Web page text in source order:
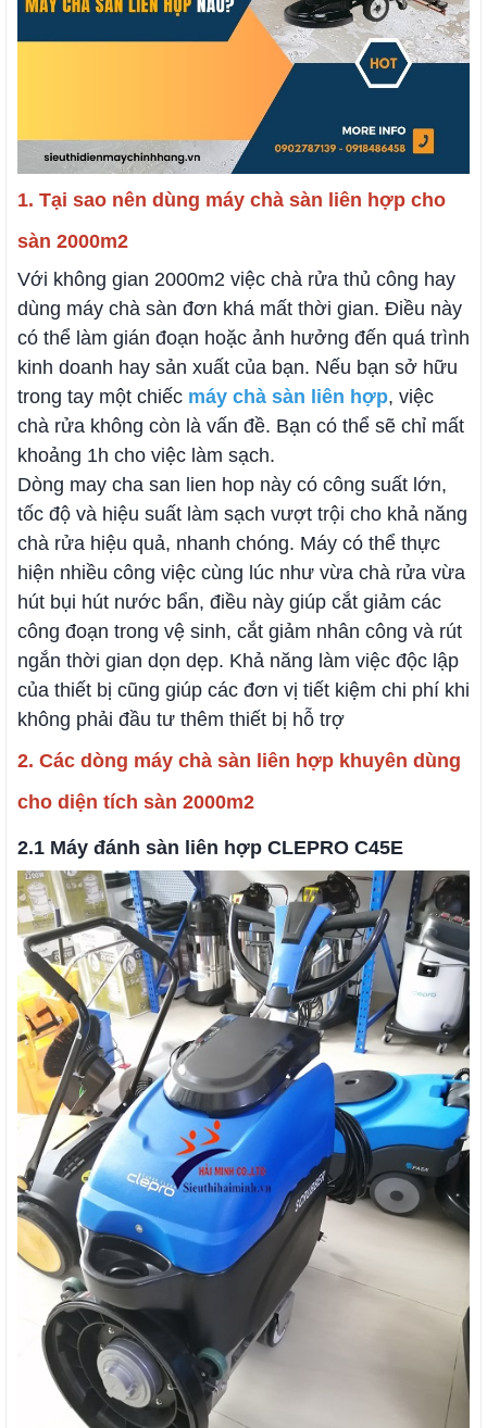
1. Tại sao nên dùng máy chà sàn liên hợp cho
sàn 2000m2
Với không gian 2000m2 việc chà rửa thủ công hay
dùng máy chà sàn đơn khá mất thời gian. Điều này
có thể làm gián đoạn hoặc ảnh hưởng đến quá trình
kinh doanh hay sản xuất của bạn. Nếu bạn sở hữu
trong tay một chiếc máy chà sàn liên hợp, việc
chà rửa không còn là vấn đề. Bạn có thể sẽ chỉ mất
khoảng 1h cho việc làm sạch.
Dòng may cha san lien hop này có công suất lớn,
tốc độ và hiệu suất làm sạch vượt trội cho khả năng
chà rửa hiệu quả, nhanh chóng. Máy có thể thực
hiện nhiều công việc cùng lúc như vừa chà rửa vừa
hút bụi hút nước bẩn, điều này giúp cắt giảm các
công đoạn trong vệ sinh, cắt giảm nhân công và rút
ngắn thời gian dọn dẹp. Khả năng làm việc độc lập
của thiết bị cũng giúp các đơn vị tiết kiệm chi phí khi
không phải đầu tư thêm thiết bị hỗ trợ
2. Các dòng máy chà sàn liên hợp khuyên dùng
cho diện tích sàn 2000m2
2.1 Máy đánh sàn liên hợp CLEPRO C45E